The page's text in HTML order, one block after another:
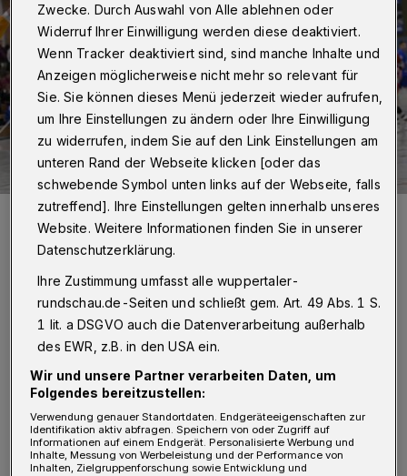
Szene aus dem BHC-Testspiel gegen TuSEM Essen.
Foto: Dirk Freund
Von Jörn Koldehoff
B este Werfer für den BHC, der weiterhin
auf mehrere Spieler verzichten musste,
waren Frederik Ladefoged mit sieben Toren
Zwecke. Durch Auswahl von Alle ablehnen oder
Widerruf Ihrer Einwilligung werden diese deaktiviert.
Wenn Tracker deaktiviert sind, sind manche Inhalte und
Anzeigen möglicherweise nicht mehr so relevant für
Sie. Sie können dieses Menü jederzeit wieder aufrufen,
um Ihre Einstellungen zu ändern oder Ihre Einwilligung
zu widerrufen, indem Sie auf den Link Einstellungen am
unteren Rand der Webseite klicken [oder das
schwebende Symbol unten links auf der Webseite, falls
zutreffend]. Ihre Einstellungen gelten innerhalb unseres
Website. Weitere Informationen finden Sie in unserer
Datenschutzerklärung.
Ihre Zustimmung umfasst alle wuppertaler-
rundschau.de-Seiten und schließt gem. Art. 49 Abs. 1 S.
1 lit. a DSGVO auch die Datenverarbeitung außerhalb
des EWR, z.B. in den USA ein.
Wir und unsere Partner verarbeiten Daten, um
Folgendes bereitzustellen:
Verwendung genauer Standortdaten. Endgeräteeigenschaften zur
Identifikation aktiv abfragen. Speichern von oder Zugriff auf
Informationen auf einem Endgerät. Personalisierte Werbung und
Inhalte, Messung von Werbeleistung und der Performance von
Inhalten, Zielgruppenforschung sowie Entwicklung und